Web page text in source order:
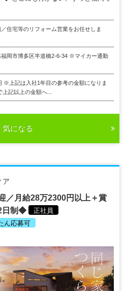
住宅等のリフォーム営業をお任せしま
岡市博多区半道橋2-6-34 ※マイカー通勤
※上記は入社1年目の参考の金額になりま
記以上の金額へ...
気になる
ア
／月給28万2300円以上＋賞
日制◆
正社員
ん応募可